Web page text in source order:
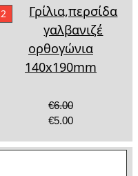
2
Γρίλια,περσίδα
γαλβανιζέ
ορθογώνια
140x190mm
€6.00
€5.00